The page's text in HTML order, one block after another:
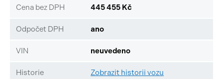
Cena bez DPH 445 455 Kč
Odpočet DPH ano
VIN neuvedeno
Historie Zobrazit historii vozu